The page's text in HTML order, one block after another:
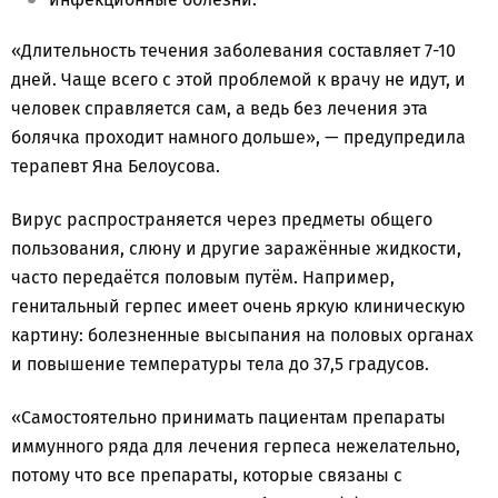
«Длительность течения заболевания составляет 7-10
дней. Чаще всего с этой проблемой к врачу не идут, и
человек справляется сам, а ведь без лечения эта
болячка проходит намного дольше», — предупредила
терапевт Яна Белоусова.
Вирус распространяется через предметы общего
пользования, слюну и другие заражённые жидкости,
часто передаётся половым путём. Например,
генитальный герпес имеет очень яркую клиническую
картину: болезненные высыпания на половых органах
и повышение температуры тела до 37,5 градусов.
«Самостоятельно принимать пациентам препараты
иммунного ряда для лечения герпеса нежелательно,
потому что все препараты, которые связаны с